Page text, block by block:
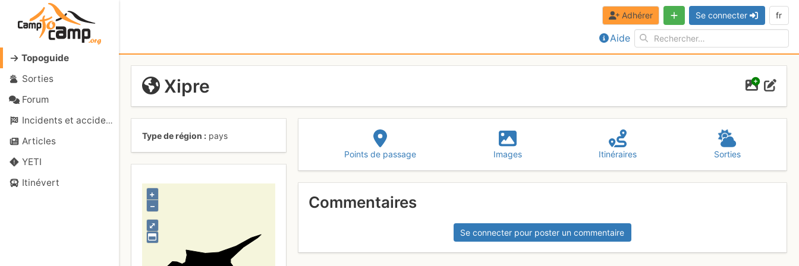
Topoguide
Sorties
Forum
Incidents et accidents
Articles
YETI
Itinévert
Aide
Adhérer Se connecter fr
Xipre
Type de région pays
⤢
+
–
Points de passage Images Itinéraires Sorties
Commentaires
Se connecter pour poster un commentaire